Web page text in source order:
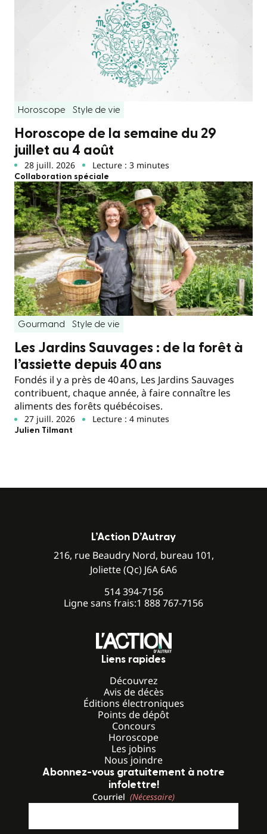
Horoscope Style de vie
Horoscope de la semaine du 29
juillet au 4 août
28 juill. 2026 Lecture : 3 minutes
Collaboration spéciale
Gourmand Style de vie
Les Jardins Sauvages : de la forêt à
l’assiette depuis 40 ans
Fondés il y a près de 40 ans, Les Jardins Sauvages
contribuent, chaque année, à faire connaître les
aliments des forêts québécoises.
27 juill. 2026 Lecture : 4 minutes
Julien Tilmant
L’Action D’Autray
216, rue Beaudry Nord, bureau 101,
Joliette (Qc) J6A 6A6
514 394-7156
Ligne sans frais:1 888 767-7156
Liens rapides
Découvrez
Avis de décès
Éditions électroniques
Points de dépôt
Concours
Horoscope
Les jobins
Nous joindre
Abonnez-vous gratuitement à notre
infolettre!
Courriel (Nécessaire)